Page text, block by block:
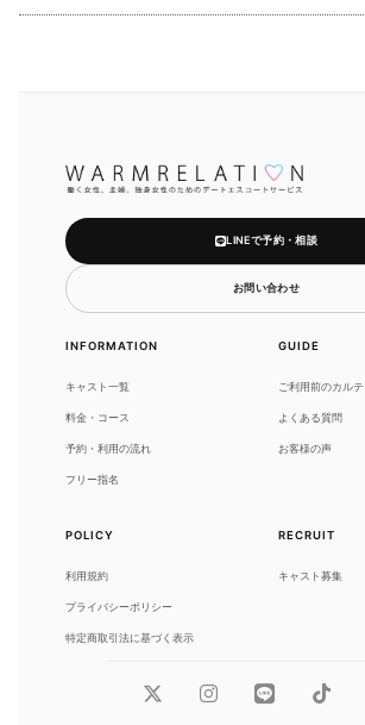
LINEで予約・相談
お問い合わせ
INFORMATION
キャスト一覧
料金・コース
予約・利用の流れ
フリー指名
GUIDE
ご利用前のカルテ
よくある質問
お客様の声
POLICY
利用規約
プライバシーポリシー
特定商取引法に基づく表示
RECRUIT
キャスト募集